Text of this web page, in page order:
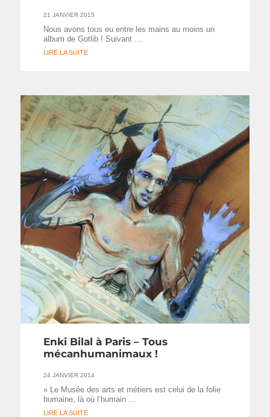
21 JANVIER 2015
Nous avons tous eu entre les mains au moins un
album de Gotlib ! Suivant …
LIRE LA SUITE
Enki Bilal à Paris – Tous
mécanhumanimaux !
24 JANVIER 2014
« Le Musée des arts et métiers est celui de la folie
humaine, là où l’humain …
LIRE LA SUITE